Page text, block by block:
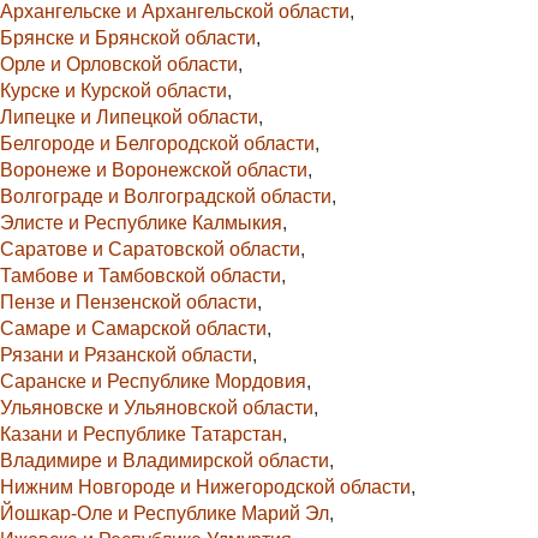
Архангельске и Архангельской области,
Брянске и Брянской области,
Орле и Орловской области,
Курске и Курской области,
Липецке и Липецкой области,
Белгороде и Белгородской области,
Воронеже и Воронежской области,
Волгограде и Волгоградской области,
Элисте и Республике Калмыкия,
Саратове и Саратовской области,
Тамбове и Тамбовской области,
Пензе и Пензенской области,
Самаре и Самарской области,
Рязани и Рязанской области,
Саранске и Республике Мордовия,
Ульяновске и Ульяновской области,
Казани и Республике Татарстан,
Владимире и Владимирской области,
Нижним Новгороде и Нижегородской области,
Йошкар-Оле и Республике Марий Эл,